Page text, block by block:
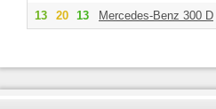
13
20 13 Mercedes-Benz 300 D